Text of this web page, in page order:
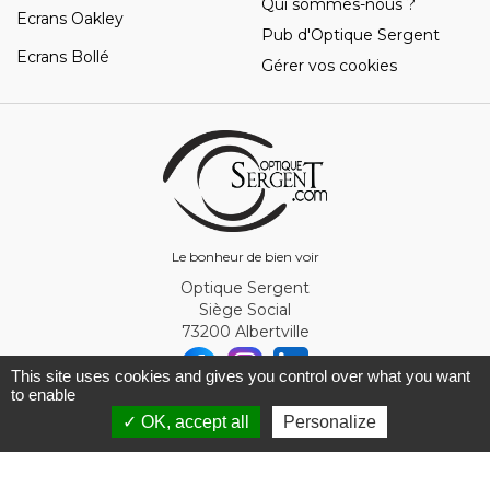
Le bonheur de bien voir
Ecrans Oakley
Ecrans Bollé
Qui sommes-nous ?
Pub d'Optique Sergent
Gérer vos cookies
Optique Sergent
Siège Social
73200 Albertville
© Optique Sergent 2026 - SIRET 32993919300010
This site uses cookies and gives you control over what you want
to enable
✓ OK, accept all
Personalize